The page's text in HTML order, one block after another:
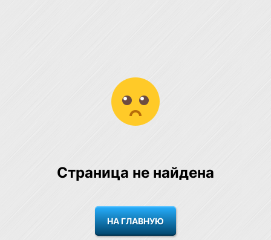
Страница не найдена
НА ГЛАВНУЮ